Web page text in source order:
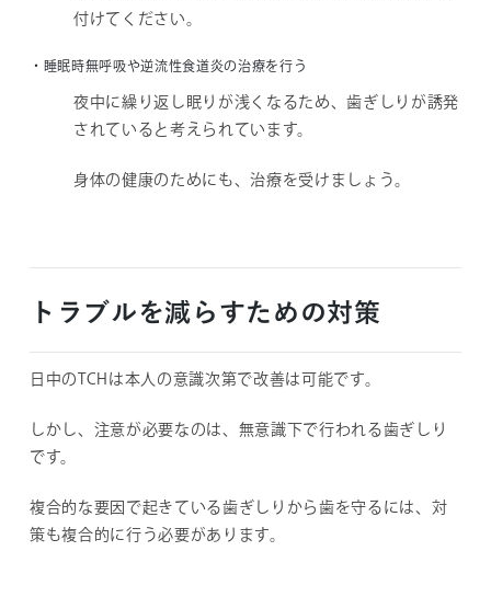
付けてください。
・睡眠時無呼吸や逆流性食道炎の治療を行う
夜中に繰り返し眠りが浅くなるため、歯ぎしりが誘発
されていると考えられています。
身体の健康のためにも、治療を受けましょう。
トラブルを減らすための対策
日中のTCHは本人の意識次第で改善は可能です。
しかし、注意が必要なのは、無意識下で行われる歯ぎしり
です。
複合的な要因で起きている歯ぎしりから歯を守るには、対
策も複合的に行う必要があります。